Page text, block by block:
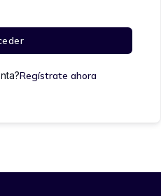
Regístrate ahora